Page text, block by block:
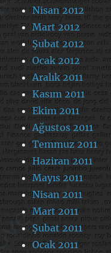
Nisan 2012
Mart 2012
Şubat 2012
Ocak 2012
Aralık 2011
Kasım 2011
Ekim 2011
Ağustos 2011
Temmuz 2011
Haziran 2011
Mayıs 2011
Nisan 2011
Mart 2011
Şubat 2011
Ocak 2011